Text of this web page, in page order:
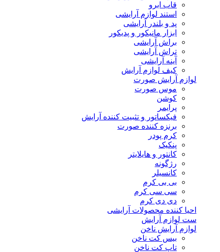
قاب ابرو
استند لوازم آرایشی
پد و بلندر آرایشی
ابزار مانیکور و پدیکور
براش آرایشی
تراش آرایشی
آینه آرایشی
کیف لوازم آرایش
لوازم آرایش صورت
موس صورت
کوشن
پرایمر
فیکساتور و تثبیت کننده آرایش
برنزه کننده صورت
کرم پودر
پنکیک
کانتور و هایلایتر
رژگونه
کانسیلر
بی بی کرم
سی سی کرم
دی دی کرم
احیا کننده محصولات آرایشی
ست لوازم آرایش
لوازم آرایش ناخن
بیس کت ناخن
تاپ کت ناخن